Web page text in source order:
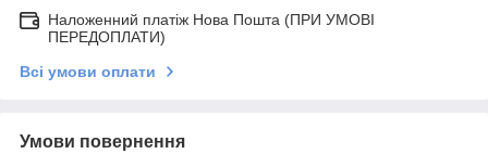
Наложенний платіж Нова Пошта (ПРИ УМОВІ
ПЕРЕДОПЛАТИ)
Всі умови оплати
Умови повернення